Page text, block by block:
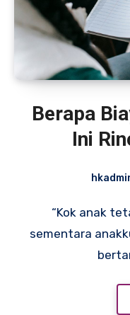
Berapa
Ini
“Kok anak tetangga udah lancar baca,
sementara